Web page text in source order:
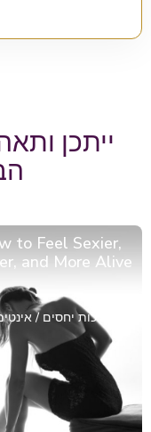
ייתכן
to Feel Sexier,
and More Alive!
מערכות יחסים /